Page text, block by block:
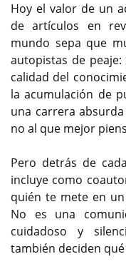
Hoy el valor de un
de artículos en
mundo sepa que
autopistas de peaje:
calidad del
la acumulación de
una carrera
no al que mejor
Pero detrás de
incluye como
quién te mete en
No es una
cuidadoso y
también deciden